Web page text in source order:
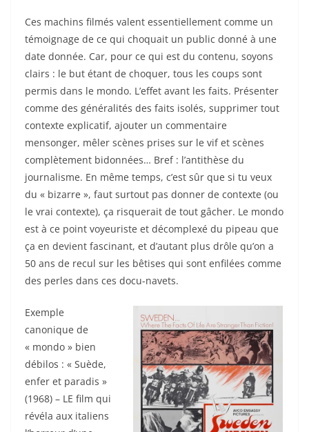
Ces machins filmés valent essentiellement comme un
témoignage de ce qui choquait un public donné à une
date donnée. Car, pour ce qui est du contenu, soyons
clairs : le but étant de choquer, tous les coups sont
permis dans le mondo. L’effet avant les faits. Présenter
comme des généralités des faits isolés, supprimer tout
contexte explicatif, ajouter un commentaire
mensonger, mêler scènes prises sur le vif et scènes
complètement bidonnées… Bref : l’antithèse du
journalisme. En même temps, c’est sûr que si tu veux
du « bizarre », faut surtout pas donner de contexte (ou
le vrai contexte), ça risquerait de tout gâcher. Le mondo
est à ce point voyeuriste et décomplexé du pipeau que
ça en devient fascinant, et d’autant plus drôle qu’on a
50 ans de recul sur les bêtises qui sont enfilées comme
des perles dans ces docu-navets.
Exemple
canonique de
« mondo » bien
débilos : « Suède,
enfer et paradis »
(1968) – LE film qui
révéla aux italiens